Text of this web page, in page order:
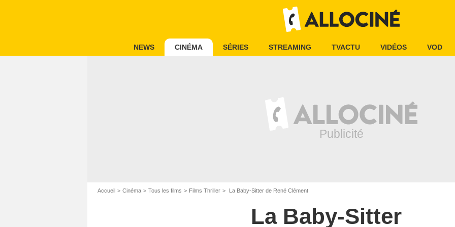
NEWS CINÉMA SÉRIES STREAMING TVACTU VIDÉOS VOD
Accueil Cinéma Tous les films Films Thriller La Baby-Sitter de René Clément
La Baby-Sitter